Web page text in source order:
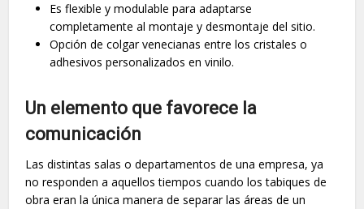
Es flexible y modulable para adaptarse
completamente al montaje y desmontaje del sitio.
Opción de colgar venecianas entre los cristales o
adhesivos personalizados en vinilo.
Un elemento que favorece la
comunicación
Las distintas salas o departamentos de una empresa, ya
no responden a aquellos tiempos cuando los tabiques de
obra eran la única manera de separar las áreas de un